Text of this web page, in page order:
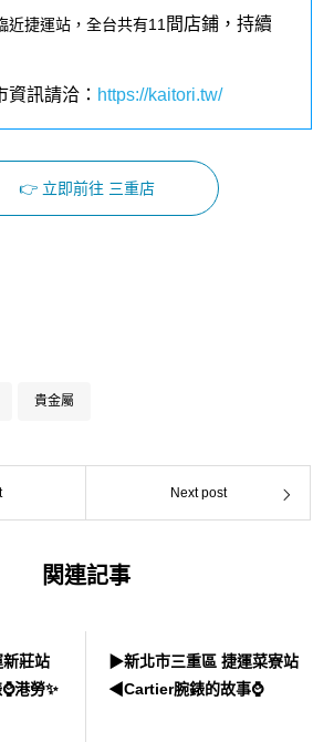
近捷運站，全台共有11間店鋪，持續
訊請洽： https://kaitori.tw/
👉 立即前往 三重店
貴金屬
Next post
関連記事
莊站
港勞✨
▶新北市三重區 捷運菜寮站
◀Cartier腕錶的故事⌚